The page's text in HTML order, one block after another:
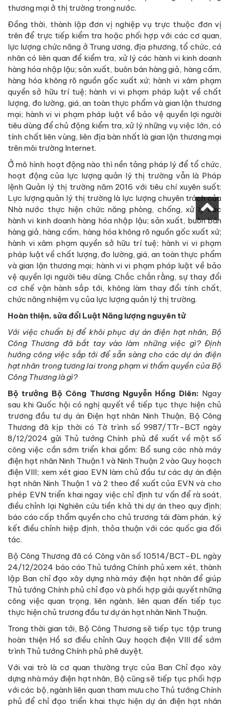
thương mại ở thị trường trong nước.
Đồng thời, thành lập đơn vị nghiệp vụ trực thuộc đơn vị
trên để trực tiếp kiểm tra hoặc phối hợp với các cơ quan,
lực lượng chức năng ở Trung ương, địa phương, tổ chức, cá
nhân có liên quan để kiểm tra, xử lý các hành vi kinh doanh
hàng hóa nhập lậu; sản xuất, buôn bán hàng giả, hàng cấm,
hàng hóa không rõ nguồn gốc xuất xứ; hành vi xâm phạm
quyền sở hữu trí tuệ; hành vi vi phạm pháp luật về chất
lượng, đo lường, giá, an toàn thực phẩm và gian lận thương
mại; hành vi vi phạm pháp luật về bảo vệ quyền lợi người
tiêu dùng để chủ động kiểm tra, xử lý những vụ việc lớn, có
tính chất liên vùng, liên địa bàn nhất là gian lận thương mại
trên môi trường Internet.
Ở mô hình hoạt động nào thì nền tảng pháp lý để tổ chức,
hoạt động của lực lượng quản lý thị trường vẫn là Pháp
lệnh Quản lý thị trường năm 2016 với tiêu chí xuyên suốt:
Lực lượng quản lý thị trường là lực lượng chuyên trách của
Nhà nước thực hiện chức năng phòng, chống, xử lý các
hành vi kinh doanh hàng hóa nhập lậu; sản xuất, buôn bán
hàng giả, hàng cấm, hàng hóa không rõ nguồn gốc xuất xứ;
hành vi xâm phạm quyền sở hữu trí tuệ; hành vi vi phạm
pháp luật về chất lượng, đo lường, giá, an toàn thực phẩm
và gian lận thương mại; hành vi vi phạm pháp luật về bảo
vệ quyền lợi người tiêu dùng. Chắc chắn rằng, sự thay đổi
cơ chế vận hành sắp tới, không làm thay đổi tính chất,
chức năng nhiệm vụ của lực lượng quản lý thị trường.
Hoàn thiện, sửa đổi Luật Năng lượng nguyên tử
Với việc chuẩn bị để khôi phục dự án điện hạt nhân, Bộ
Công Thương đã bắt tay vào làm những việc gì? Định
hướng công việc sắp tới để sẵn sàng cho các dự án điện
hạt nhân trong tương lai trong phạm vi thẩm quyền của Bộ
Công Thương là gì?
Bộ trưởng Bộ Công Thương Nguyễn Hồng Diên: Ngay
sau khi Quốc hội có nghị quyết về tiếp tục thực hiện chủ
trương đầu tư dụ án Điện hạt nhân Ninh Thuận, Bộ Công
Thương đã kịp thời có Tờ trình số 9987/TTr-BCT ngày
8/12/2024 gửi Thủ tướng Chính phủ đề xuất về một số
công việc cần sớm triển khai gồm: Bổ sung các nhà máy
điện hạt nhân Ninh Thuận 1 và Ninh Thuận 2 vào Quy hoạch
điện VIII; xem xét giao EVN làm chủ đầu tư các dự án điện
hạt nhân Ninh Thuận 1 và 2 theo đề xuất của EVN và cho
phép EVN triển khai ngay việc chỉ định tư vấn để rà soát,
điều chỉnh lại Nghiên cứu tiền khả thi dự án theo quy định;
báo cáo cấp thẩm quyền cho chủ trương tái đàm phán, ký
kết điều chỉnh hiệp định, thỏa thuận với các quốc gia đối
tác.
Bộ Công Thương đã có Công văn số 10514/BCT-ĐL ngày
24/12/2024 báo cáo Thủ tướng Chính phủ xem xét, thành
lập Ban chỉ đạo xây dựng nhà máy điện hạt nhân để giúp
Thủ tướng Chính phủ chỉ đạo và phối hợp giải quyết những
công việc quan trọng, liên ngành, liên quan đến tiếp tục
thực hiện chủ trương đầu tư dự án hạt nhân Ninh Thuận.
Trong thời gian tới, Bộ Công Thương sẽ tiếp tục tập trung
hoàn thiện Hồ sơ điều chỉnh Quy hoạch điện VIII để sớm
trình Thủ tướng Chính phủ phê duyệt.
Với vai trò là cơ quan thường trực của Ban Chỉ đạo xây
dựng nhà máy điện hạt nhân, Bộ cũng sẽ tiếp tục phối hợp
với các bộ, ngành liên quan tham mưu cho Thủ tướng Chính
phủ để chỉ đạo triển khai thực hiện dự án điện hạt nhân